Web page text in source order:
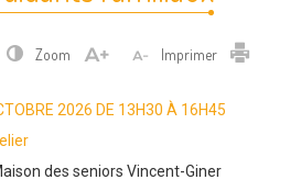
Zoom Imprimer Imprimer
2026 DE 13H30 À 16H45
des seniors Vincent-Giner